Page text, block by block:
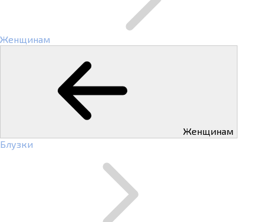
Женщинам
Женщинам
Блузки